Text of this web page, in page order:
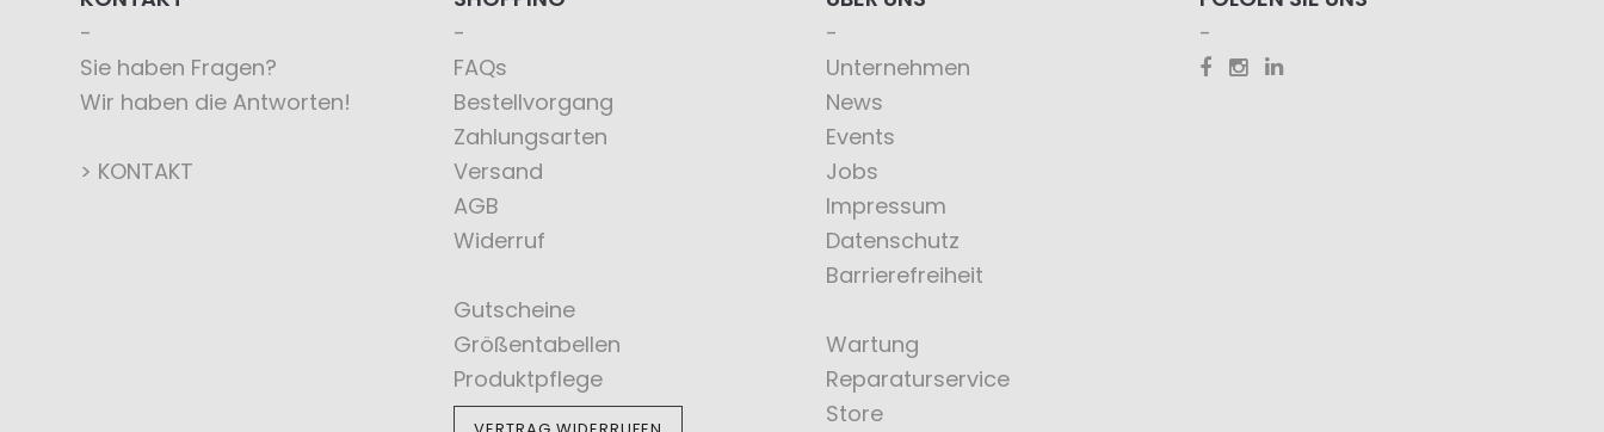
Sie haben Fragen?
Wir haben die Antworten!
> KONTAKT
FAQs
Bestellvorgang
Zahlungsarten
Versand
AGB
Widerruf
Gutscheine
Größentabellen
Produktpflege
Unternehmen
News
Events
Jobs
Impressum
Datenschutz
Barrierefreiheit
Wartung
Reparaturservice
Store